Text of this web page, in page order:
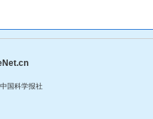
中国科学报社